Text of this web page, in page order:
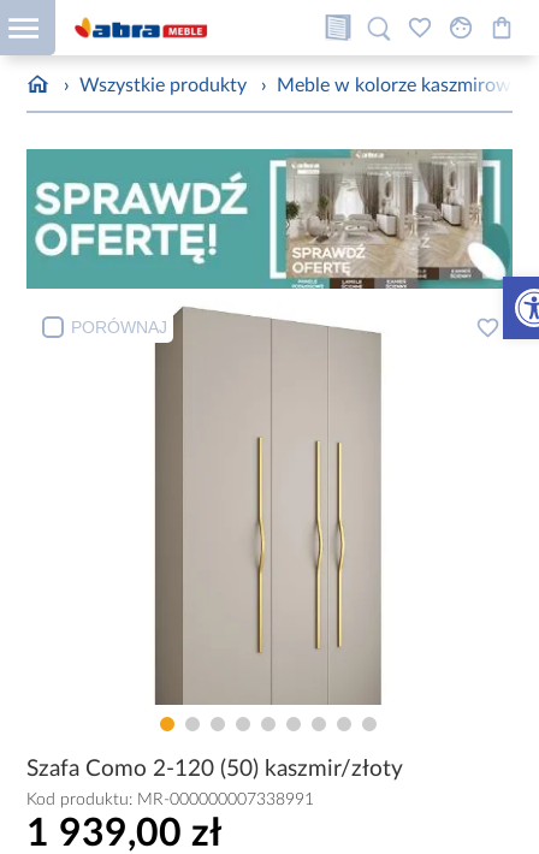
› Wszystkie produkty › Meble w kolorze kaszmirowym
PORÓWNAJ
Szafa Como 2-120 (50) kaszmir/złoty
Kod produktu: MR-000000007338991
1 939,00 zł